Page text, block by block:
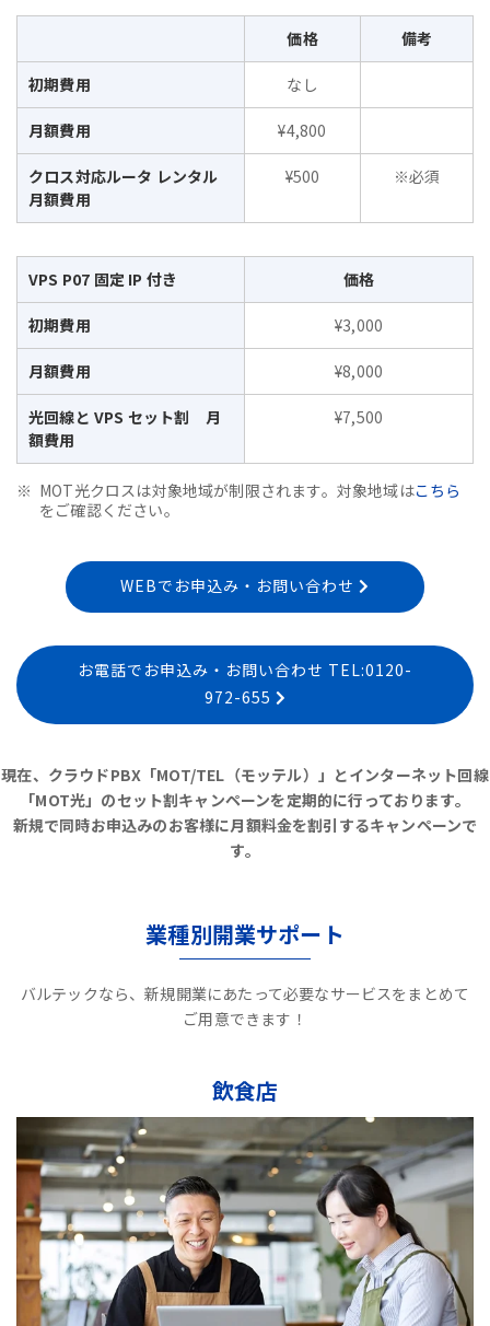
価格 備考
初期費用 なし
月額費用 ¥4,800
クロス対応ルータ レンタル
月額費用
¥500 ※必須
VPS P07 固定 IP 付き 価格
初期費用 ¥3,000
月額費用 ¥8,000
光回線と VPS セット割 月
額費用
¥7,500
MOT光クロスは対象地域が制限されます。対象地域はこちら
をご確認ください。
WEBでお申込み・お問い合わせ
お電話でお申込み・お問い合わせ TEL:0120-
972-655
現在、クラウドPBX「MOT/TEL（モッテル）」とインターネット回線
「MOT光」のセット割キャンペーンを定期的に行っております。
新規で同時お申込みのお客様に月額料金を割引するキャンペーンで
す。
業種別開業サポート
バルテックなら、新規開業にあたって必要なサービスをまとめて
ご用意できます！
飲食店